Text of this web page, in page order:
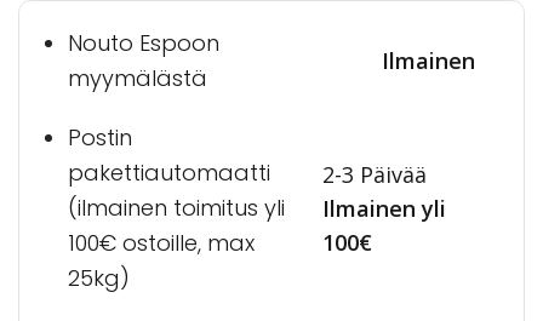
Nouto Espoon
myymälästä
Ilmainen
Postin
pakettiautomaatti
(ilmainen toimitus yli
100€ ostoille, max
25kg)
2-3 Päivää
Ilmainen yli
100€